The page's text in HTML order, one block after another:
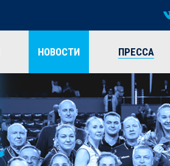
НОВОСТИ ПРЕССА